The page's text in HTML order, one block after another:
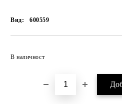
Вид: 600559
В наличност